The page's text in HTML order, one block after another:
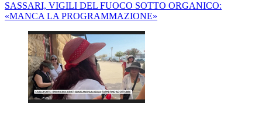
SASSARI, VIGILI DEL FUOCO SOTTO ORGANICO:
«MANCA LA PROGRAMMAZIONE»